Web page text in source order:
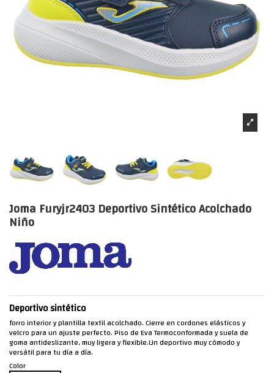
Joma Furyjr2403 Deportivo Sintético Acolchado
Niño
Deportivo sintético
forro interior y plantilla textil acolchado. Cierre en cordones elásticos y
velcro para un ajuste perfecto. Piso de Eva Termoconformada y suela de
goma antideslizante, muy ligera y flexible.Un deportivo muy cómodo y
versátil para tu día a día.
Color